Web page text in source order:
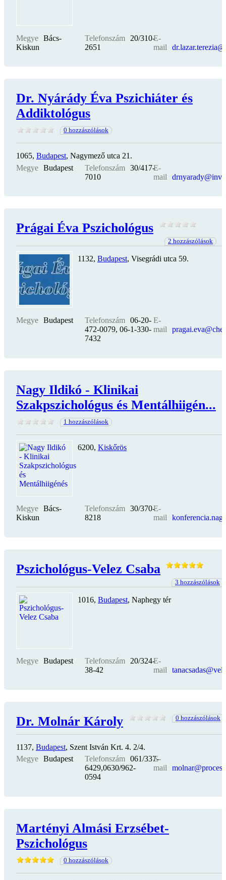
Megye Bács-
Kiskun
Telefonszám
20/310-
2651
E-
mail
Dr. Nyárády Éva Pszichiáter és
Addiktológus
0 hozzászólások
1065, Budapest, Nagymező utca 21.
Megye Budapest Telefonszám 30/417-
7010
E-
mail
Prágai Éva Pszichológus
2 hozzászólások
1132, Budapest, Visegrádi utca 59.
Megye Budapest Telefonszám 06-20-
472-0079, 06-1-330-
7432
E-
mail
Nagy Ildikó - Klinikai
Szakpszichológus és Mentálhiigén...
1 hozzászólások
6200, Kiskőrös
Megye Bács-
Kiskun
Telefonszám 30/370-
8218
E-
mail
Pszichológus-Velez Csaba
3 hozzászólások
1016, Budapest, Naphegy tér
Megye Budapest Telefonszám
20/324-
38-42
E-
mail
Dr. Molnár Károly 0 hozzászólások
1137, Budapest, Szent István Krt. 4. 2/4.
Megye Budapest Telefonszám 061/337-
6429,0630/962-
0594
E-
mail
Martényi Almási Erzsébet-
Pszichológus
0 hozzászólások